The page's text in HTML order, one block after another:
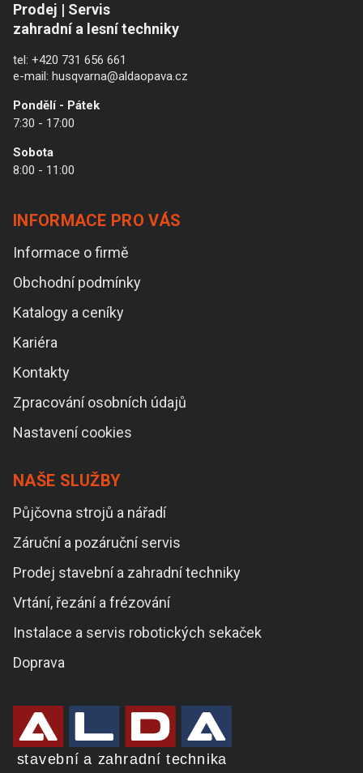
Prodej | Servis
zahradní a lesní techniky
tel: +420 731 656 661
e-mail: husqvarna@aldaopava.cz
Pondělí - Pátek
7:30 - 17:00
Sobota
8:00 - 11:00
INFORMACE PRO VÁS
Informace o firmě
Obchodní podmínky
Katalogy a ceníky
Kariéra
Kontakty
Zpracování osobních údajů
Nastavení cookies
NAŠE SLUŽBY
Půjčovna strojů a nářadí
Záruční a pozáruční servis
Prodej stavební a zahradní techniky
Vrtání, řezání a frézování
Instalace a servis robotických sekaček
Doprava